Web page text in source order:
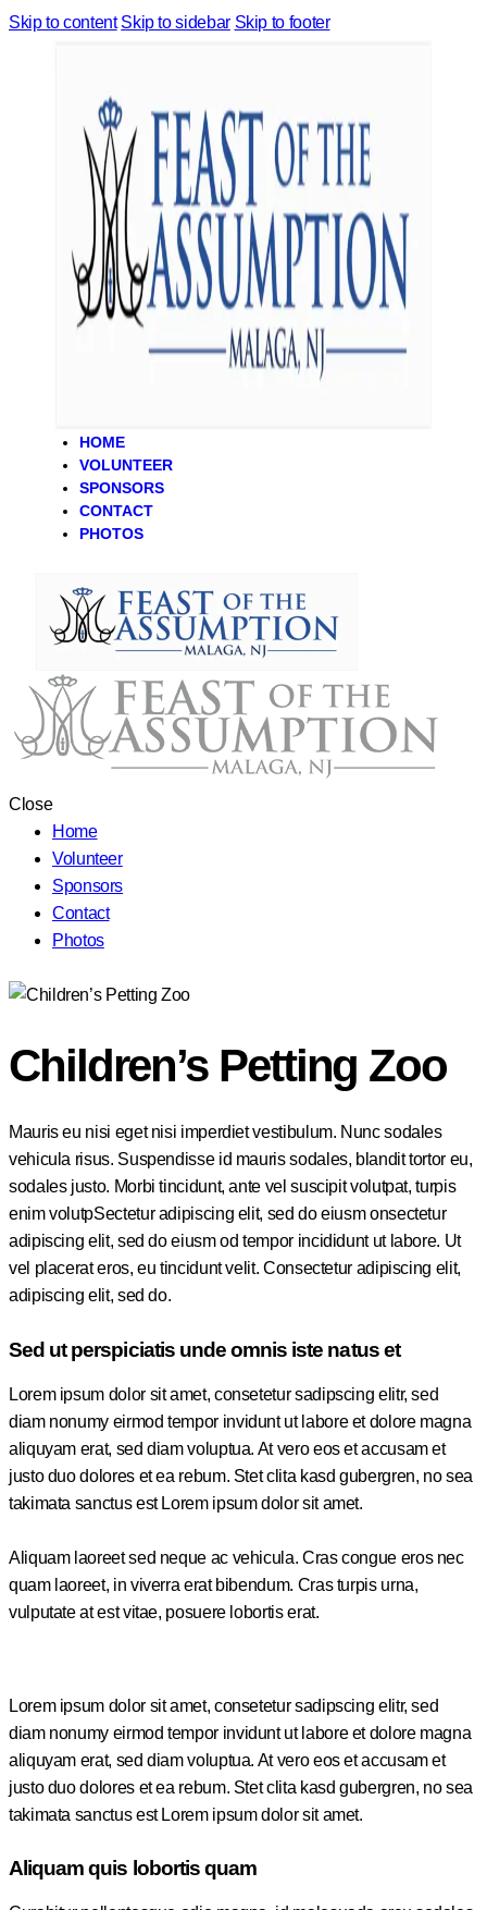
Skip to content Skip to sidebar Skip to footer
HOME
VOLUNTEER
SPONSORS
CONTACT
PHOTOS
Close
Home
Volunteer
Sponsors
Contact
Photos
Children’s Petting Zoo
Mauris eu nisi eget nisi imperdiet vestibulum. Nunc sodales
vehicula risus. Suspendisse id mauris sodales, blandit tortor eu,
sodales justo. Morbi tincidunt, ante vel suscipit volutpat, turpis
enim volutpSectetur adipiscing elit, sed do eiusm onsectetur
adipiscing elit, sed do eiusm od tempor incididunt ut labore. Ut
vel placerat eros, eu tincidunt velit. Consectetur adipiscing elit,
adipiscing elit, sed do.
Sed ut perspiciatis unde omnis iste natus et
Lorem ipsum dolor sit amet, consetetur sadipscing elitr, sed
diam nonumy eirmod tempor invidunt ut labore et dolore magna
aliquyam erat, sed diam voluptua. At vero eos et accusam et
justo duo dolores et ea rebum. Stet clita kasd gubergren, no sea
takimata sanctus est Lorem ipsum dolor sit amet.
Aliquam laoreet sed neque ac vehicula. Cras congue eros nec
quam laoreet, in viverra erat bibendum. Cras turpis urna,
vulputate at est vitae, posuere lobortis erat.
Lorem ipsum dolor sit amet, consetetur sadipscing elitr, sed
diam nonumy eirmod tempor invidunt ut labore et dolore magna
aliquyam erat, sed diam voluptua. At vero eos et accusam et
justo duo dolores et ea rebum. Stet clita kasd gubergren, no sea
takimata sanctus est Lorem ipsum dolor sit amet.
Aliquam quis lobortis quam